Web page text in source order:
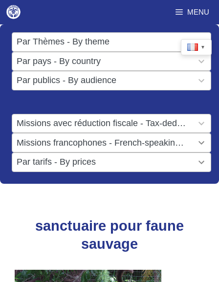
Aller
au
contenu
MENU
▼
Par Thèmes - By theme
17
results
available
Par pays - By country
50
results
available
Par publics - By audience
results
Missions avec réduction fiscale - Tax-deductible missions
result
available
Missions francophones - French-speaking missions
result
available
Par tarifs - By prices
results
available
sanctuaire pour faune
sauvage